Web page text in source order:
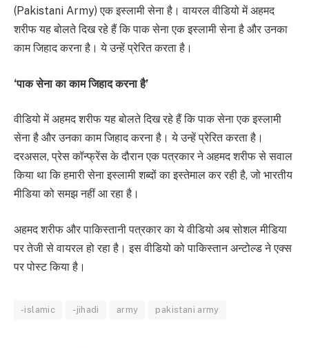
(Pakistani Army) एक इस्लामी सेना है। वायरल वीडियो में अहमद
शरीफ यह बोलते दिख रहे हैं कि पाक सेना एक इस्लामी सेना है और उनका
काम जिहाद करना है। ये उन्हें प्रेरित करता है।
‘पाक सेना का काम जिहाद करना है’
वीडियो में अहमद शरीफ यह बोलते दिख रहे हैं कि पाक सेना एक इस्लामी
सेना है और उनका काम जिहाद करना है। ये उन्हें प्रेरित करता है।
दरअसल, प्रेस कॉन्फ्रेंस के दौरान एक पत्रकार ने अहमद शरीफ से सवाल
किया था कि हमारी सेना इस्लामी शब्दों का इस्तेमाल कर रही है, जो भारतीय
मीडिया को समझ नहीं आ रहा है।
अहमद शरीफ और पाकिस्तानी पत्रकार का ये वीडियो अब सोशल मीडिया
पर तेजी से वायरल हो रहा है। इस वीडियो को पाकिस्तान अन्टोल्ड ने एक्स
पर पोस्ट किया है।
-islamic -jihadi army pakistani army